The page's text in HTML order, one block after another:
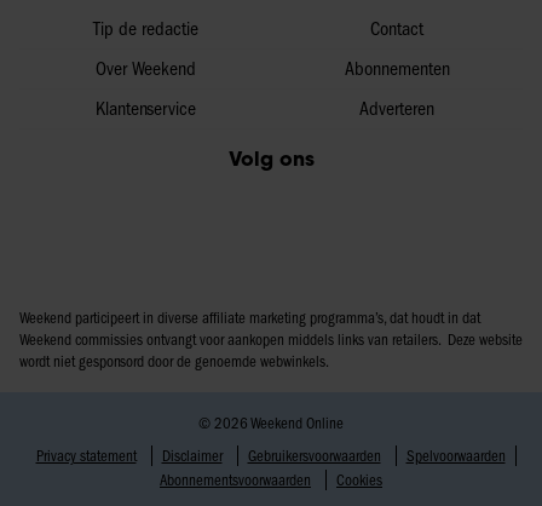
informatie die u aan ze heeft verstrekt of die ze hebben
verzameld op basis van uw gebruik van hun services. U
Tip de redactie
Over Weekend
Klantenservice
Contact
Abonnementen
Adverteren
Volg ons
Weekend participeert in diverse affiliate marketing programma’s, dat houdt in dat
Weekend commissies ontvangt voor aankopen middels links van retailers. Deze website
wordt niet gesponsord door de genoemde webwinkels.
© 2026 Weekend Online
Privacy statement
Disclaimer Gebruikersvoorwaarden
Spelvoorwaarden
Abonnementsvoorwaarden
Cookies